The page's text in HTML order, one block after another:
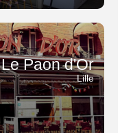
Le Paon d'Or
Lille